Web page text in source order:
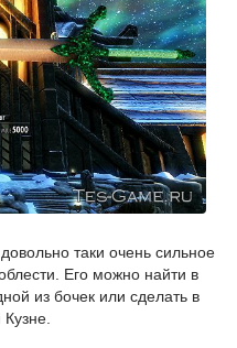
таки очень сильное
Его можно найти в
из бочек или сделать в